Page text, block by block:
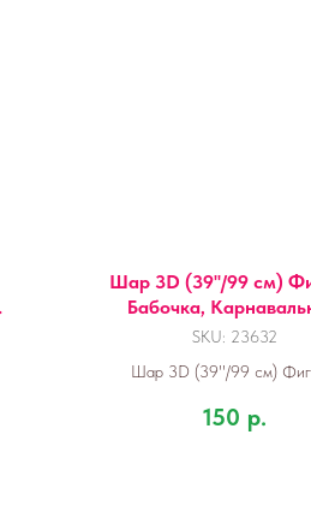
Шар 3D (39''/99 см)
Бабочка,
крылья, Сиреневый, 1
SKU: 23632
Шар 3D (39''/99 см)
Сиреневый, 1 шт.
150 р.